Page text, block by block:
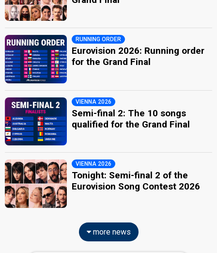
RUNNING ORDER
Eurovision 2026: Running order
for the Grand Final
VIENNA 2026
Semi-final 2: The 10 songs
qualified for the Grand Final
VIENNA 2026
Tonight: Semi-final 2 of the
Eurovision Song Contest 2026
more news